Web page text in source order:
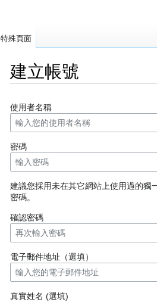
建立帳號
至
導
至
搜
使用者名稱
密碼
建議您採用未在其它網站上使用過的獨
密碼。
確認密碼
電子郵件地址（選填）
真實姓名 (選填)
特殊頁面